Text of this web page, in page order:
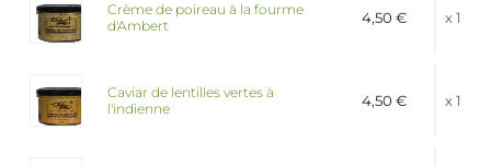
Crème de poireau à la fourme
d'Ambert
4,50 € x 1
Caviar de lentilles vertes à
l'indienne
4,50 € x 1